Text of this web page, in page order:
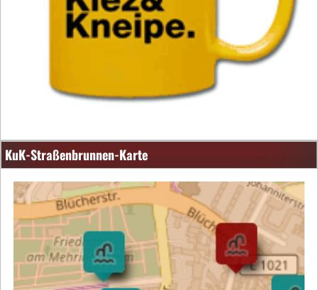
KuK-Straßenbrunnen-Karte